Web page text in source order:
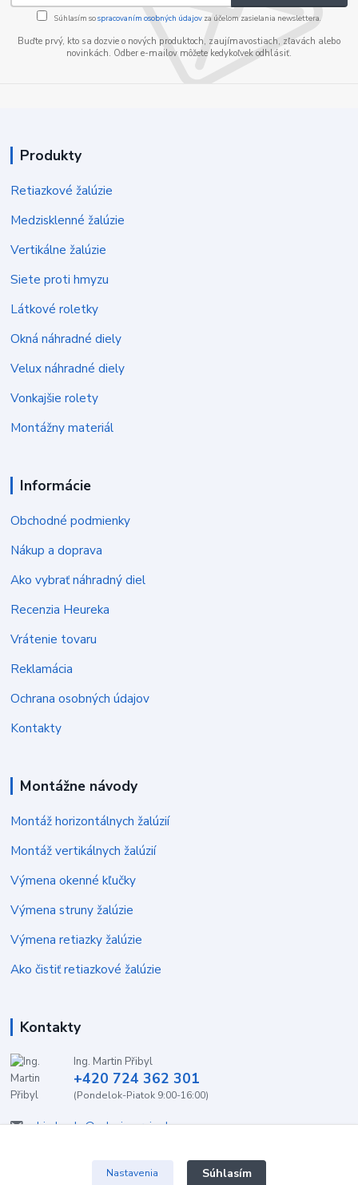
Súhlasím sospracovaním osobných údajov za účelom zasielania newslettera.
Buďte prvý, kto sa dozvie o nových produktoch, zaujímavostiach, zľavách alebo
novinkách. Odber e-mailov môžete kedykoľvek odhlásiť.
Produkty
Retiazkové žalúzie
Medzisklenné žalúzie
Vertikálne žalúzie
Siete proti hmyzu
Látkové roletky
Okná náhradné diely
Velux náhradné diely
Vonkajšie rolety
Montážny materiál
Informácie
Obchodné podmienky
Nákup a doprava
Ako vybrať náhradný diel
Recenzia Heureka
Vrátenie tovaru
Reklamácia
Ochrana osobných údajov
Kontakty
Montážne návody
Montáž horizontálnych žalúzií
Montáž vertikálnych žalúzií
Výmena okenné kľučky
Výmena struny žalúzie
Výmena retiazky žalúzie
Ako čistiť retiazkové žalúzie
Kontakty
Ing. Martin Přibyl
+420 724 362 301
(Pondelok-Piatok 9:00-16:00)
objednavky@zaluzieservis.sk
Nastavenia Súhlasím